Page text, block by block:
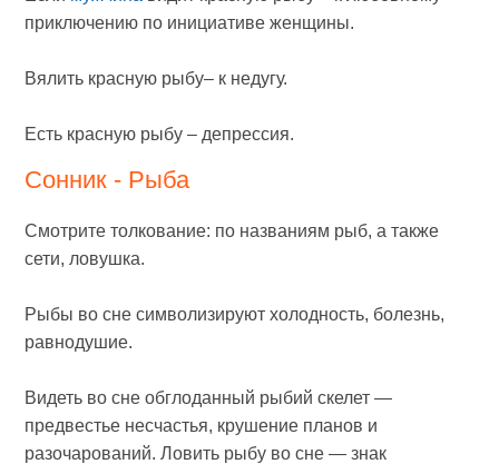
приключению по инициативе женщины.
Вялить красную рыбу– к недугу.
Есть красную рыбу – депрессия.
Сонник - Рыба
Смотрите толкование: по названиям рыб, а также
сети, ловушка.
Рыбы во сне символизируют холодность, болезнь,
равнодушие.
Видеть во сне обглоданный рыбий скелет —
предвестье несчастья, крушение планов и
разочарований. Ловить рыбу во сне — знак